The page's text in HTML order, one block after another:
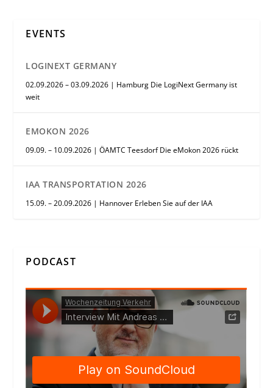
EVENTS
LOGINEXT GERMANY
02.09.2026 – 03.09.2026 | Hamburg Die LogiNext Germany ist
weit
EMOKON 2026
09.09. – 10.09.2026 | ÖAMTC Teesdorf Die eMokon 2026 rückt
IAA TRANSPORTATION 2026
15.09. – 20.09.2026 | Hannover Erleben Sie auf der IAA
PODCAST